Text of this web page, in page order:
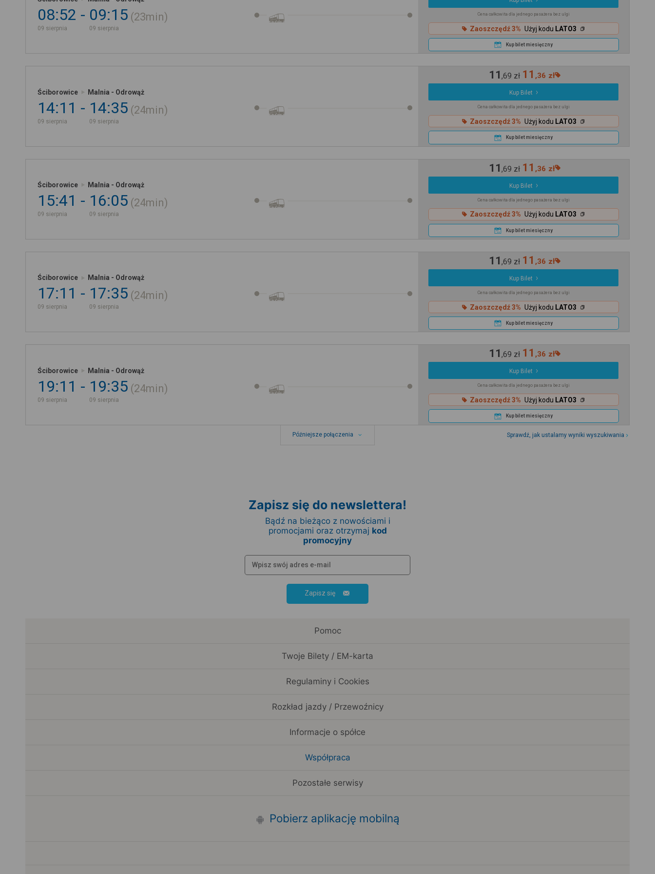
08:52
09 sierpnia
09:15
09 sierpnia
23min Cena całkowita dla jednego pasażera bez ulgi
Zaoszczędź 3% Użyj kodu LATO3
Kup bilet miesięczny
Ściborowice Malnia - Odrowąż
14:11
09 sierpnia
14:35
09 sierpnia
24min
11,69 zł 11 ,36 zł
Kup Bilet
Cena całkowita dla jednego pasażera bez ulgi
Zaoszczędź 3% Użyj kodu LATO3
Kup bilet miesięczny
Ściborowice Malnia - Odrowąż
15:41
09 sierpnia
16:05
09 sierpnia
24min
11,69 zł 11 ,36 zł
Kup Bilet
Cena całkowita dla jednego pasażera bez ulgi
Zaoszczędź 3% Użyj kodu LATO3
Kup bilet miesięczny
Ściborowice Malnia - Odrowąż
17:11
09 sierpnia
17:35
09 sierpnia
24min
11,69 zł 11 ,36 zł
Kup Bilet
Cena całkowita dla jednego pasażera bez ulgi
Zaoszczędź 3% Użyj kodu LATO3
Kup bilet miesięczny
Ściborowice Malnia - Odrowąż
19:11
09 sierpnia
19:35
09 sierpnia
24min
11,69 zł 11 ,36 zł
Kup Bilet
Cena całkowita dla jednego pasażera bez ulgi
Zaoszczędź 3% Użyj kodu LATO3
Kup bilet miesięczny
Późniejsze połączenia Sprawdź, jak ustalamy wyniki wyszukiwania
Zapisz się do newslettera!
Bądź na bieżąco z nowościami i
promocjami oraz otrzymaj kod
promocyjny
Zapisz się
Pomoc
Twoje Bilety / EM-karta
Regulaminy i Cookies
Rozkład jazdy / Przewoźnicy
Informacje o spółce
Współpraca
Pozostałe serwisy
Pobierz aplikację mobilną